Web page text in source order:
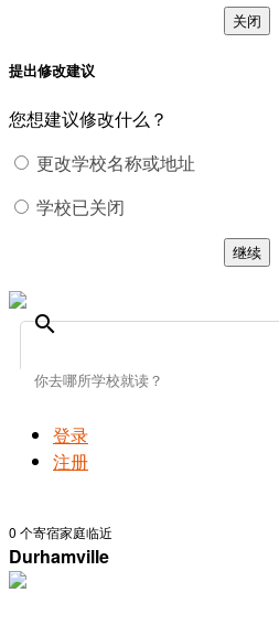
关闭
提出修改建议
您想建议修改什么？
更改学校名称或地址
学校已关闭
继续
search
登录
注册
0 个寄宿家庭临近
Durhamville